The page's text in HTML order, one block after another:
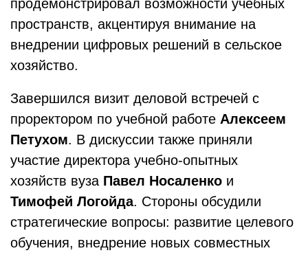
продемонстрировал возможности учебных
пространств, акцентируя внимание на
внедрении цифровых решений в сельское
хозяйство.
Завершился визит деловой встречей с
проректором по учебной работе Алексеем
Петухом. В дискуссии также приняли
участие директора учебно-опытных
хозяйств вуза Павел Носаленко и
Тимофей Логойда. Стороны обсудили
стратегические вопросы: развитие целевого
обучения, внедрение новых совместных